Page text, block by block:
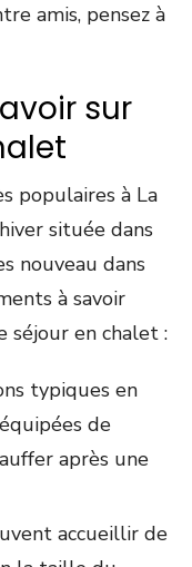
amis, pensez à
sur
populaires à La
située dans
nouveau dans
à savoir
séjour en chalet :
typiques en
de
après une
accueillir de